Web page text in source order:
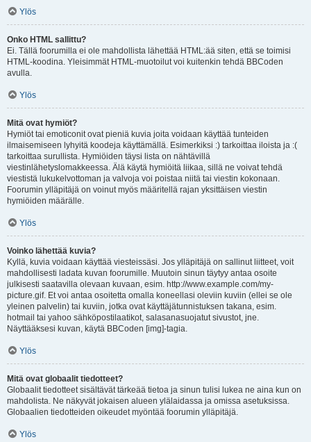
Ylös
Onko HTML sallittu?
Ei. Tällä foorumilla ei ole mahdollista lähettää HTML:ää siten, että se toimisi
HTML-koodina. Yleisimmät HTML-muotoilut voi kuitenkin tehdä BBCoden
avulla.
Ylös
Mitä ovat hymiöt?
Hymiöt tai emoticonit ovat pieniä kuvia joita voidaan käyttää tunteiden
ilmaisemiseen lyhyitä koodeja käyttämällä. Esimerkiksi :) tarkoittaa iloista ja :(
tarkoittaa surullista. Hymiöiden täysi lista on nähtävillä
viestinlähetyslomakkeessa. Älä käytä hymiöitä liikaa, sillä ne voivat tehdä
viestistä lukukelvottoman ja valvoja voi poistaa niitä tai viestin kokonaan.
Foorumin ylläpitäjä on voinut myös määritellä rajan yksittäisen viestin
hymiöiden määrälle.
Ylös
Voinko lähettää kuvia?
Kyllä, kuvia voidaan käyttää viesteissäsi. Jos ylläpitäjä on sallinut liitteet, voit
mahdollisesti ladata kuvan foorumille. Muutoin sinun täytyy antaa osoite
julkisesti saatavilla olevaan kuvaan, esim. http://www.example.com/my-
picture.gif. Et voi antaa osoitetta omalla koneellasi oleviin kuviin (ellei se ole
yleinen palvelin) tai kuviin, jotka ovat käyttäjätunnistuksen takana, esim.
hotmail tai yahoo sähköpostilaatikot, salasanasuojatut sivustot, jne.
Näyttääksesi kuvan, käytä BBCoden [img]-tagia.
Ylös
Mitä ovat globaalit tiedotteet?
Globaalit tiedotteet sisältävät tärkeää tietoa ja sinun tulisi lukea ne aina kun on
mahdolista. Ne näkyvät jokaisen alueen ylälaidassa ja omissa asetuksissa.
Globaalien tiedotteiden oikeudet myöntää foorumin ylläpitäjä.
Ylös